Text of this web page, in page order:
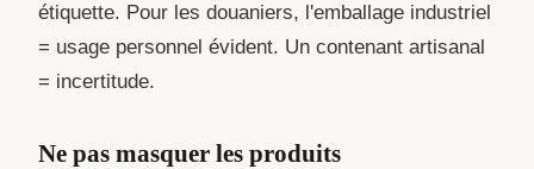
étiquette. Pour les douaniers, l'emballage industriel
= usage personnel évident. Un contenant artisanal
= incertitude.
Ne pas masquer les produits